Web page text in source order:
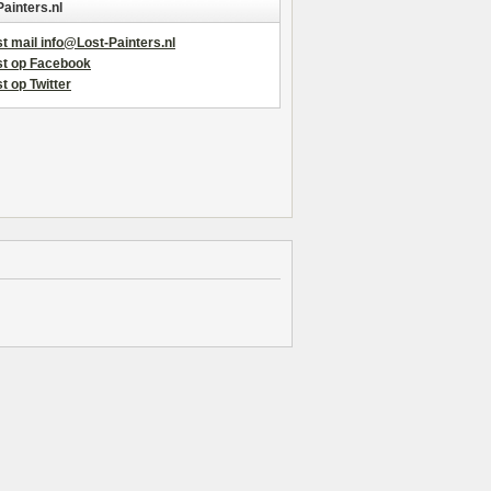
mail info@Lost-Painters.nl
op Facebook
op Twitter